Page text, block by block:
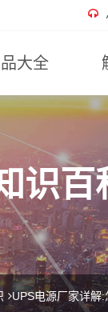
大全
识百
UPS电源厂家详解